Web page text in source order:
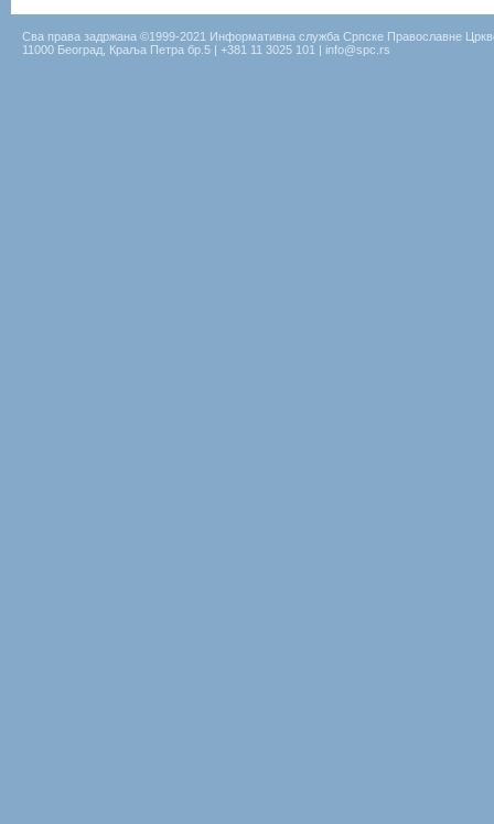
Сва права задржана ©1999-2021 Информативна служба Српске Православне
11000 Београд, Краља Петра бр.5 | +381 11 3025 101 | info@spc.rs